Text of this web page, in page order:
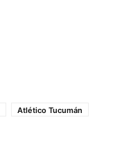
Atlético Tucumán